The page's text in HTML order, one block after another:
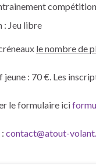
: Jeu libre
le nombre de
: 70 €. Les
le formulaire ici
contact@atout-